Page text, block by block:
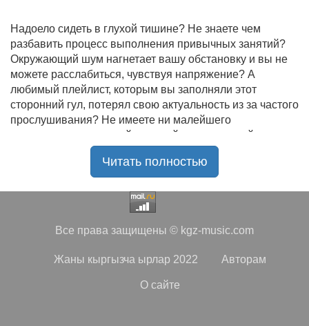
Надоело сидеть в глухой тишине? Не знаете чем
разбавить процесс выполнения привычных занятий?
Окружающий шум нагнетает вашу обстановку и вы не
можете расслабиться, чувствуя напряжение? А
любимый плейлист, которым вы заполняли этот
сторонний гул, потерял свою актуальность из за частого
прослушивания? Не имеете ни малейшего
представления, где найти новый качественный контент
на замену старому? В таком случае вы обратились по
радостью приветствует своих старых и новых
чудесную подборку самых лучших песен всех времён
старых и новых треков, самые востребованные и
популярные композиции отечественных и зарубежных
Читать полностью
Все права защищены © kgz-music.com
Жаны кыргызча ырлар 2022 Авторам
О сайте